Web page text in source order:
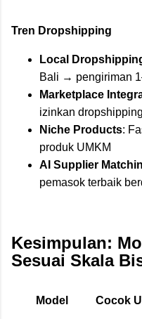
Tren Dropshipping
Local
Bali → pengiriman
Marketplace
izinkan
Niche Products:
produk UMKM
AI Supplier
pemasok terbaik
Kesimpulan:
Sesuai Skala
Model Cocok